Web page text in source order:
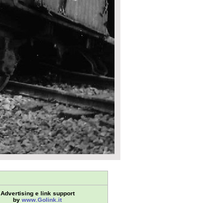
Advertising e link support
by www.Golink.it